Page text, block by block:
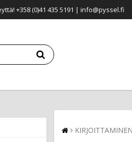
+358 (0)41 435 5191 | info@pyssel.fi
KIRJOITTAMINEN